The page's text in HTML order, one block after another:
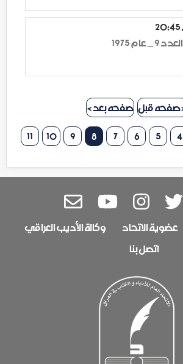
1975
صفحه قبل صفحه بعد >
4
5
6
7
8
9
10
11
عضوية الاتحاد
وكالة الأديب العراقي
اتصل بنا